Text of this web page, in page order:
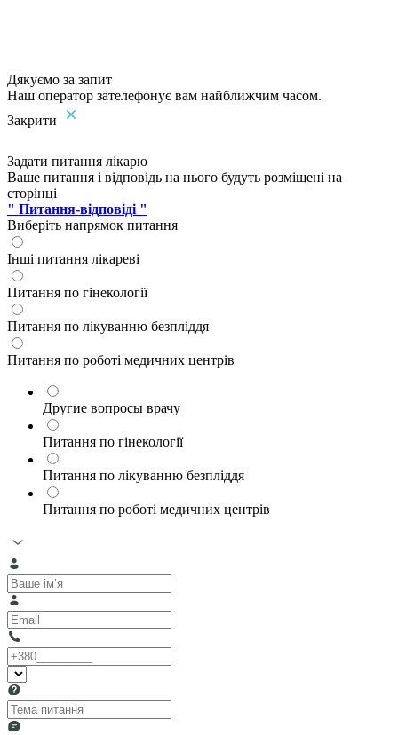
Дякуємо за запит
Наш оператор зателефонує вам найближчим часом.
Закрити
Задати питання лікарю
Ваше питання і відповідь на нього будуть розміщені на
сторінці
" Питання-відповіді "
Виберіть напрямок питання
Інші питання лікареві
Питання по гінекології
Питання по лікуванню безпліддя
Питання по роботі медичних центрів
Другие вопросы врачу
Питання по гінекології
Питання по лікуванню безпліддя
Питання по роботі медичних центрів